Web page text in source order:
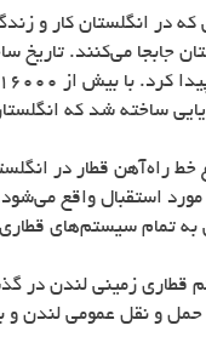
که در انگلستان کار و
ساخته شد که
خط راه‌آهن قطار در
می‌شود. حدوداً 20 شرکت خصوصی در زمینه حمل و نقل ریلی در انگلستان فعالیت دارند. با
به تمام سیستم‌های
قطاری زمینی لندن در
حمل و نقل عمومی لندن و